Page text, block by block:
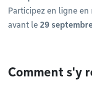
Participez en ligne
avant le 29
Comment s'y